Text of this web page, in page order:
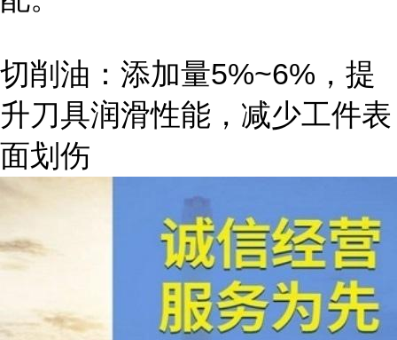
切削油：添加量5%~6%，提
升刀具润滑性能，减少工件表
面划伤